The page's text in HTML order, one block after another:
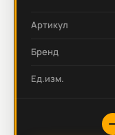
Артикул
Бренд
Ед.изм.